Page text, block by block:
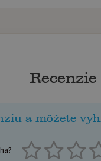
a môžete